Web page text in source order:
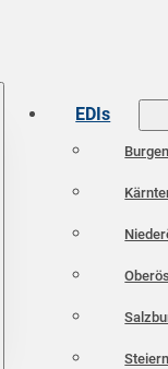
EDIs